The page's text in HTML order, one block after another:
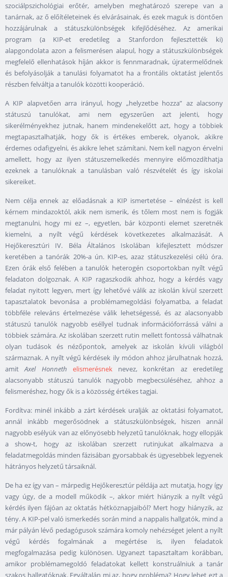
szociálpszichológiai erőtér, amelyben meghatározó szerepe van a
tanárnak, az ő előítéleteinek és elvárásainak, és ezek maguk is döntően
hozzájárulnak a státuszkülönbségek kifejlődéséhez. Az amerikai
program (a KIP-et eredetileg a Stanfordon fejlesztették ki)
alapgondolata azon a felismerésen alapul, hogy a státuszkülönbségek
megfelelő ellenhatások híján akkor is fennmaradnak, újratermelődnek
és befolyásolják a tanulási folyamatot ha a frontális oktatást jelentős
részben felváltja a tanulók közötti kooperáció.
A KIP alapvetően arra irányul, hogy „helyzetbe hozza” az alacsony
státuszú tanulókat, ami nem egyszerűen azt jelenti, hogy
sikerélményekhez jutnak, hanem mindenekelőtt azt, hogy a többiek
megtapasztalhatják, hogy ők is értékes emberek, olyanok, akikre
érdemes odafigyelni, és akikre lehet számítani. Nem kell nagyon érvelni
amellett, hogy az ilyen státuszemelkedés mennyire előmozdíthatja
ezeknek a tanulóknak a tanulásban való részvételét és így iskolai
sikereiket.
Nem célja ennek az előadásnak a KIP ismertetése – elnézést is kell
kérnem mindazoktól, akik nem ismerik, és tőlem most nem is fogják
megtanulni, hogy mi ez –, egyetlen, bár központi elemet szeretnék
kiemelni, a nyílt végű kérdések következetes alkalmazását. A
Hejőkeresztúri IV. Béla Általános Iskolában kifejlesztett módszer
keretében a tanórák 20%-a ún. KIP-es, azaz státuszkezelési célú óra.
Ezen órák első felében a tanulók heterogén csoportokban nyílt végű
feladaton dolgoznak. A KIP ragaszkodik ahhoz, hogy a kérdés vagy
feladat nyitott legyen, mert így lehetővé válik az iskolán kívül szerzett
tapasztalatok bevonása a problémamegoldási folyamatba, a feladat
többféle releváns értelmezése válik lehetségessé, és az alacsonyabb
státuszú tanulók nagyobb eséllyel tudnak információforrássá válni a
többiek számára. Az iskolában szerzett rutin mellett fontossá válhatnak
olyan tudások és nézőpontok, amelyek az iskolán kívüli világból
származnak. A nyílt végű kérdések ily módon ahhoz járulhatnak hozzá,
amitAxel Honneth elismerésneknevez, konkrétan az eredetileg
alacsonyabb státuszú tanulók nagyobb megbecsüléséhez, ahhoz a
felismeréshez, hogy ők is a közösség értékes tagjai.
Fordítva: minél inkább a zárt kérdések uralják az oktatási folyamatot,
annál inkább megerősödnek a státuszkülönbségek, hiszen annál
nagyobb esélyük van az előnyösebb helyzetű tanulóknak, hogy ellopják
a show-t, hogy az iskolában szerzett rutinjukat alkalmazva a
feladatmegoldás minden fázisában gyorsabbak és ügyesebbek legyenek
hátrányos helyzetű társaiknál.
De ha ez így van – márpedig Hejőkeresztúr példája azt mutatja, hogy így
vagy úgy, de a modell működik –, akkor miért hiányzik a nyílt végű
kérdés ilyen fájóan az oktatás hétköznapjaiból? Mert hogy hiányzik, az
tény. A KIP-pel való ismerkedés során mind a nappalis hallgatók, mind a
már pályán lévő pedagógusok számára komoly nehézséget jelent a nyílt
végű kérdés fogalmának a megértése is, ilyen feladatok
megfogalmazása pedig különösen. Ugyanezt tapasztaltam korábban,
amikor problémamegoldó feladatokat kellett konstruálniuk a tanár
szakos hallgatóknak. Egyáltalán mi az, hogy probléma? Hogy lehet ezt a